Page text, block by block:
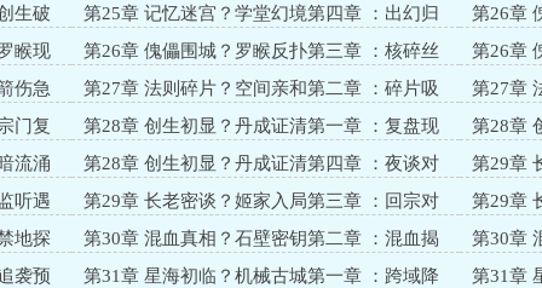
发？童年重现
疚？灵体
生破
第25章 记忆迷宫？学堂幻境第四章 ：出幻归
队？傀儡再临
第26章
门？巨傀
睺现
第26章 傀儡围城？罗睺反扑第三章 ：核碎丝
散？法则现世
第26章
踪？箭影
伤急
第27章 法则碎片？空间亲和第二章 ：碎片吸
收？空间进阶
第27章
程？宗门
门复
第28章 创生初显？丹成证清第一章 ：复盘现
场？狡辩再起
第28章
药？丹香
流涌
第28章 创生初显？丹成证清第四章 ：夜谈对
策？逃亡预警
第29章
会？魔箭
听遇
第29章 长老密谈？姬家入局第三章 ：回宗对
策？玄老助力
第29章
亡？魔箭
地探
第30章 混血真相？石壁密钥第二章 ：混血揭
秘？记忆残片
第30章
鸣？逃亡
袭预
第31章 星海初临？机械古城第一章 ：跨域降
第31章